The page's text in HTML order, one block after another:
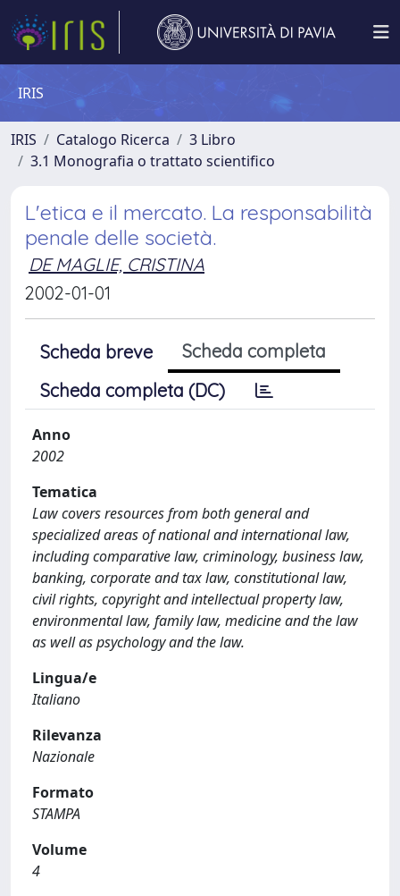
IRIS
IRIS Catalogo Ricerca
3 Libro
3.1 Monografia o trattato scientifico
L'etica e il mercato. La responsabilità
penale delle società.
DE MAGLIE, CRISTINA
2002-01-01
Scheda breve
Scheda completa
Scheda completa (DC)
Anno
2002
Tematica
Law covers resources from both general and
specialized areas of national and international law,
including comparative law, criminology, business law,
banking, corporate and tax law, constitutional law,
civil rights, copyright and intellectual property law,
environmental law, family law, medicine and the law
as well as psychology and the law.
Lingua/e
Italiano
Rilevanza
Nazionale
Formato
STAMPA
Volume
4